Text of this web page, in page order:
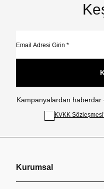
Kampanyalardan haberdar
KVKK
Kurumsal